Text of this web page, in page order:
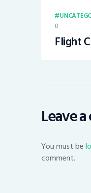
0
Flight
Leave
You must be
comment.